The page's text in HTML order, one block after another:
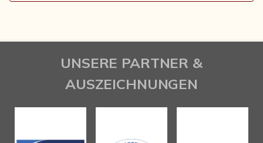
UNSERE PARTNER &
AUSZEICHNUNGEN